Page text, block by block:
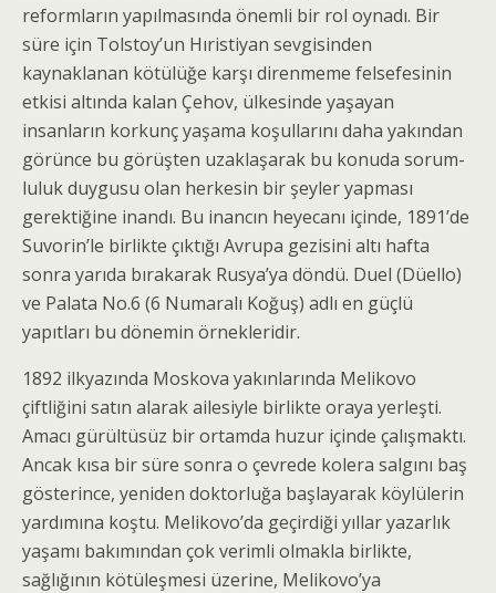
reformların yapılmasında önemli bir rol oynadı. Bir
süre için Tolstoy’un Hıristiyan sevgisin­den
kaynaklanan kötülüğe karşı direnmeme felsefesi­nin
etkisi altında kalan Çehov, ülkesinde yaşayan
insanların korkunç yaşama koşullarını daha yakından
görünce bu görüşten uzaklaşarak bu konuda sorum­
luluk duygusu olan herkesin bir şeyler yapması
gerektiğine inandı. Bu inancın heyecanı içinde, 1891’de
Suvorin’le birlikte çıktığı Avrupa gezisini altı hafta
sonra yarıda bırakarak Rusya’ya döndü. Duel (Düello)
ve Palata No.6 (6 Numaralı Koğuş) adlı en güçlü
yapıtları bu dönemin örnekleridir.
1892 ilkyazında Moskova yakınlarında Melikovo
çiftliğini satın alarak ailesiyle birlikte oraya yerleşti.
Amacı gürültüsüz bir ortamda huzur içinde çalışmak­tı.
Ancak kısa bir süre sonra o çevrede kolera salgını baş
gösterince, yeniden doktorluğa başlayarak köylü­lerin
yardımına koştu. Melikovo’da geçirdiği yıllar yazarlık
yaşamı bakımından çok verimli olmakla birlikte,
sağlığının kötüleşmesi üzerine, Melikovo’ya